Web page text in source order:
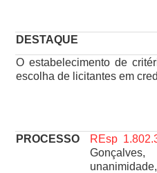
DESTAQUE
O estabelecimento de
escolha de licitantes em
PROCESSO REsp